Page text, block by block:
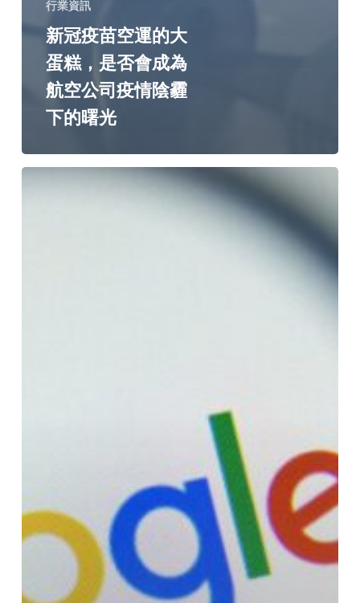
行業資訊
新冠疫苗空運的大
蛋糕，是否會成為
航空公司疫情陰霾
下的曙光